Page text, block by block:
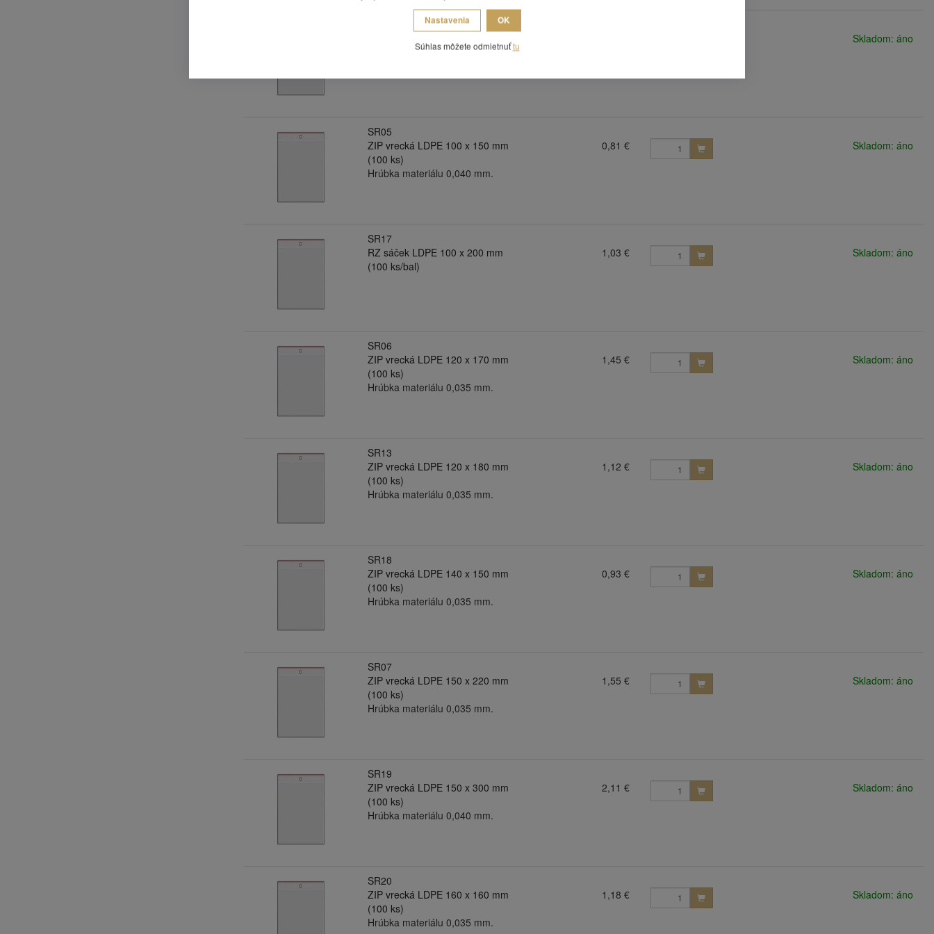
Skladom: áno
SR05
ZIP vrecká LDPE 100 x 150 mm
(100 ks)
0,81 €
Skladom: áno
Hrúbka materiálu 0,040 mm.
SR17
RZ sáček LDPE 100 x 200 mm
(100 ks/bal)
1,03 € Skladom: áno
SR06
ZIP vrecká LDPE 120 x 170 mm
(100 ks)
1,45 €
Skladom: áno
Hrúbka materiálu 0,035 mm.
SR13
ZIP vrecká LDPE 120 x 180 mm
(100 ks)
1,12 €
Skladom: áno
Hrúbka materiálu 0,035 mm.
SR18
ZIP vrecká LDPE 140 x 150 mm
(100 ks)
0,93 €
Skladom: áno
Hrúbka materiálu 0,035 mm.
SR07
ZIP vrecká LDPE 150 x 220 mm
(100 ks)
1,55 €
Skladom: áno
Hrúbka materiálu 0,035 mm.
SR19
ZIP vrecká LDPE 150 x 300 mm
(100 ks)
2,11 €
Skladom: áno
Hrúbka materiálu 0,040 mm.
SR20
ZIP vrecká LDPE 160 x 160 mm
(100 ks)
1,18 €
Skladom: áno
Hrúbka materiálu 0,035 mm.
Nastavenia OK
Súhlas môžete odmietnuťtu